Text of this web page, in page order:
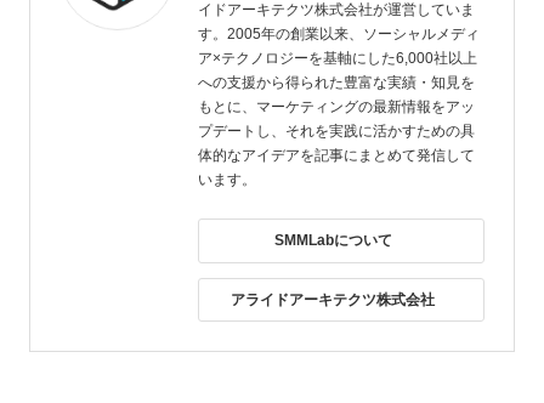
イドアーキテクツ株式会社が運営していま
す。2005年の創業以来、ソーシャルメディ
ア×テクノロジーを基軸にした6,000社以上
への支援から得られた豊富な実績・知見を
もとに、マーケティングの最新情報をアッ
プデートし、それを実践に活かすための具
体的なアイデアを記事にまとめて発信して
います。
SMMLabについて
アライドアーキテクツ株式会社